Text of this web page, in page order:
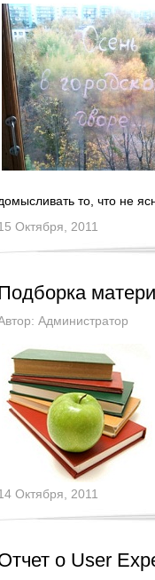
то, что не
Октября, 2011
Администратор
Октября, 2011
о User